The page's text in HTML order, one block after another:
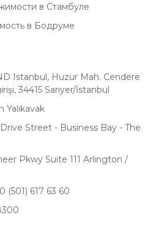
в Стамбуле
в Бодруме
Istanbul, Huzur Mah. Cendere
34415 Sarıyer/İstanbul
Yalıkavak
Street - Business Bay - The
Pkwy Suite 111 Arlington /
(501) 617 63 60